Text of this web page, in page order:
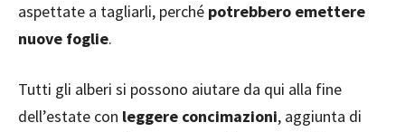
aspettate a tagliarli, perché potrebbero emettere
nuove foglie.
Tutti gli alberi si possono aiutare da qui alla fine
dell’estate con leggere concimazioni, aggiunta di